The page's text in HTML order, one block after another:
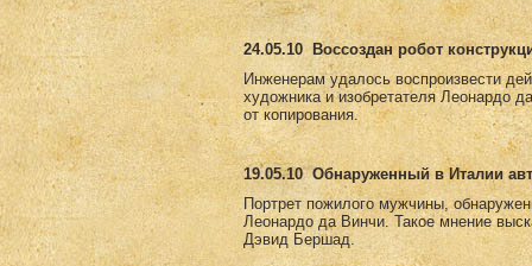
24.05.10
Воссоздан робот
Инженерам удалось воспроизвести
художника и изобретателя Леонардо
от копирования.
19.05.10 Обнаруженный в Италии
Портрет пожилого мужчины,
Леонардо да Винчи. Такое мнение
Дэвид Бершад.